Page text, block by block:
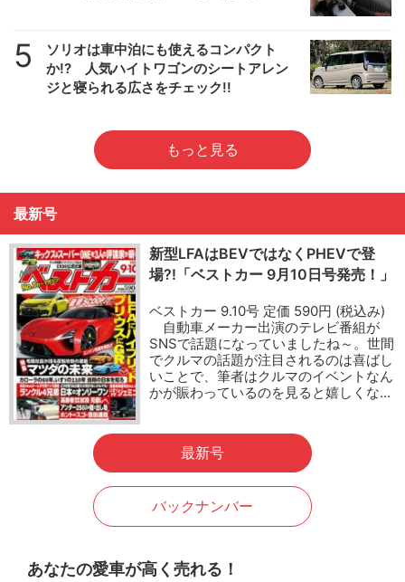
5
ソリオは車中泊にも使えるコンパクト
か!? 人気ハイトワゴンのシートアレン
ジと寝られる広さをチェック!!
もっと見る
最新号
新型LFAはBEVではなくPHEVで登
場?!「ベストカー 9月10日号発売！」
ベストカー 9.10号 定価 590円 (税込み)
自動車メーカー出演のテレビ番組が
SNSで話題になっていましたね～。世間
でクルマの話題が注目されるのは喜ばし
いことで、筆者はクルマのイベントなん
かが賑わっているのを見ると嬉しくな…
最新号
バックナンバー
あなたの愛車が高く売れる！